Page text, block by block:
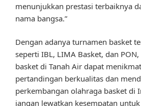
menunjukkan prestasi terbaiknya
nama bangsa.”
Dengan adanya turnamen basket
seperti IBL, LIMA Basket, dan
basket di Tanah Air dapat
pertandingan berkualitas dan
perkembangan olahraga basket di
jangan lewatkan kesempatan